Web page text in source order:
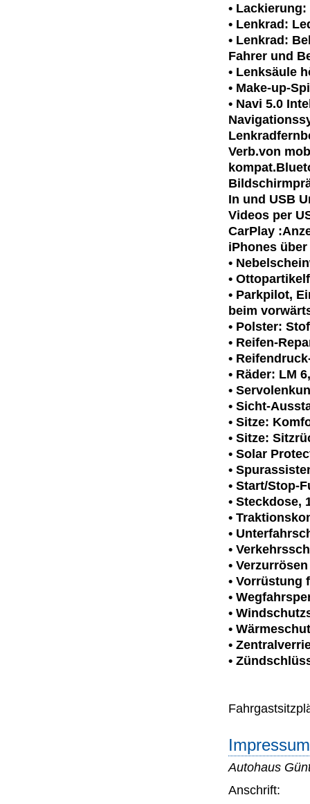
• Lackierung:
• Lenkrad:
• Lenkrad:
Fahrer und
• Lenksäule
• Make-up-
• Navi 5.0
Verb.von
In und USB
Videos per
CarPlay
iPhones
•
•
• Parkpilot,
beim
• Polster:
• Reifen-
•
• Räder: LM
•
• Sicht-
• Sitze:
• Sitze:
• Solar
•
• Start/Stop-
• Steckdose,
•
•
•
•
• Vorrüstung
•
•
•
•
•
Autohaus
Anschrift: